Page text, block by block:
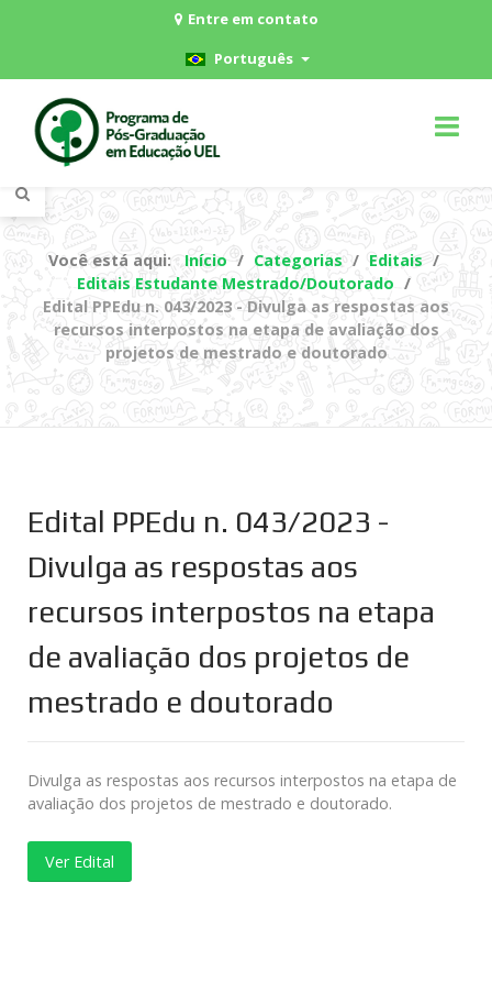
Entre em contato
Português
Você está aqui: Início Categorias
Editais
Editais Estudante Mestrado/Doutorado
Edital PPEdu n. 043/2023 - Divulga as respostas aos
recursos interpostos na etapa de avaliação dos
projetos de mestrado e doutorado
Edital PPEdu n. 043/2023 -
Divulga as respostas aos
recursos interpostos na etapa
de avaliação dos projetos de
mestrado e doutorado
Divulga as respostas aos recursos interpostos na etapa de
avaliação dos projetos de mestrado e doutorado.
Ver Edital